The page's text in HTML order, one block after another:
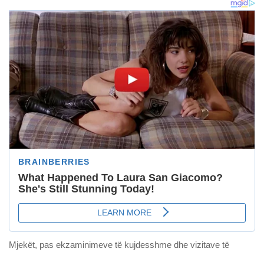
Mjekët, pas ekzaminimeve të kujdesshme dhe vizitave të